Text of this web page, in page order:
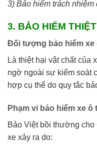
3) Bảo hiểm trách nhiệm
3. BẢO HIỂM
Đối tượng bảo hiểm xe
Là thiệt hại vật chất của
ngờ ngoài sự kiểm soát
hợp cụ thể do quy tắc
Phạm vi bảo hiểm xe ô
Bảo Việt bồi thường
xe xảy ra do: